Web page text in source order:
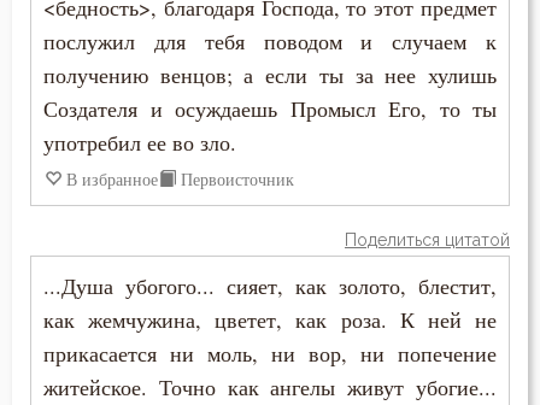
Уединение
Украшение
Унижение
Уныние
<бедность>, благодаря Господа, то этот предмет
послужил для тебя поводом и случаем к
получению венцов; а если ты за нее хулишь
Создателя и осуждаешь Промысл Его, то ты
употребил ее во зло.
В избранное Первоисточник
Поделиться цитатой
...Душа убогого... сияет, как золото, блестит,
как жемчужина, цветет, как роза. К ней не
прикасается ни моль, ни вор, ни попечение
житейское. Точно как ангелы живут убогие...